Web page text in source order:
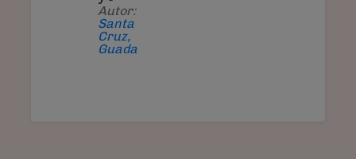
Autor:
Santa
Cruz,
Guada